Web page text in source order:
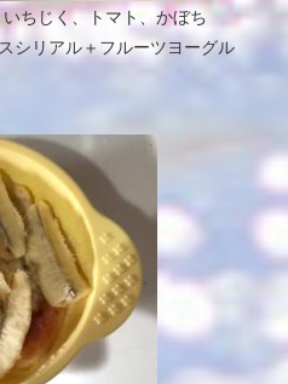
ちじく、トマト、かぼち
シリアル＋フルーツヨーグル